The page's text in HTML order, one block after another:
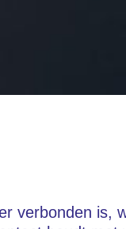
verbonden is,